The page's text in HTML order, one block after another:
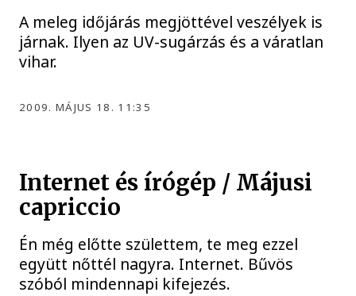
A meleg időjárás megjöttével veszélyek is
járnak. Ilyen az UV-sugárzás és a váratlan
vihar.
2009. MÁJUS 18. 11:35
Internet és írógép / Májusi
capriccio
Én még előtte születtem, te meg ezzel
együtt nőttél nagyra. Internet. Bűvös
szóból mindennapi kifejezés.